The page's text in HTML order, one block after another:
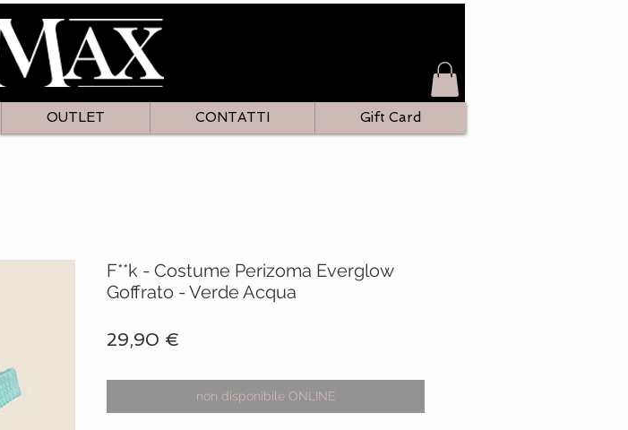
OUTLET CONTATTI Gift Card
F**k - Costume Perizoma Everglow
Goffrato - Verde Acqua
29,90 €
non disponibile ONLINE